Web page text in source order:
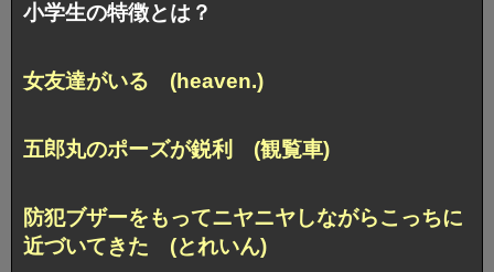
小学生の特徴とは？
女友達がいる (heaven.)
五郎丸のポーズが鋭利 (観覧車)
防犯ブザーをもってニヤニヤしながらこっちに
近づいてきた (とれいん)